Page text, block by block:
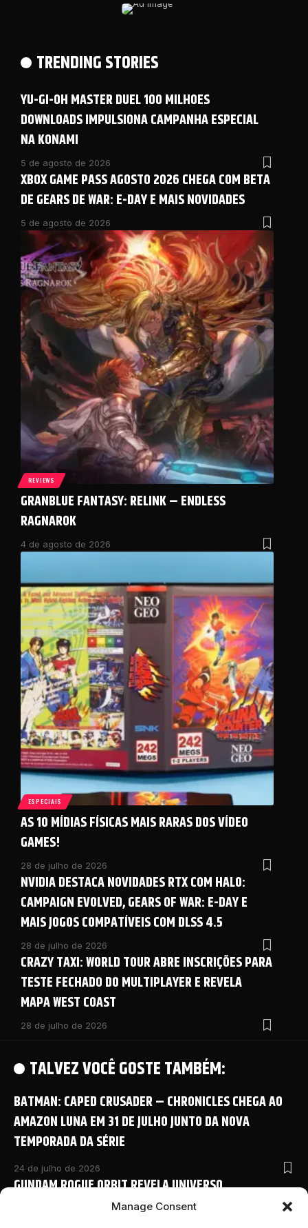
Manage Consent
TRENDING STORIES
YU-GI-OH MASTER DUEL 100 MILHOES
DOWNLOADS IMPULSIONA CAMPANHA ESPECIAL
NA KONAMI
5 de agosto de 2026
XBOX GAME PASS AGOSTO 2026 CHEGA COM BETA
DE GEARS DE WAR: E-DAY E MAIS NOVIDADES
5 de agosto de 2026
REVIEWS
GRANBLUE FANTASY: RELINK – ENDLESS
RAGNAROK
4 de agosto de 2026
ESPECIAIS
AS 10 MÍDIAS FÍSICAS MAIS RARAS DOS VÍDEO
GAMES!
28 de julho de 2026
NVIDIA DESTACA NOVIDADES RTX COM HALO:
CAMPAIGN EVOLVED, GEARS OF WAR: E-DAY E
MAIS JOGOS COMPATÍVEIS COM DLSS 4.5
28 de julho de 2026
CRAZY TAXI: WORLD TOUR ABRE INSCRIÇÕES PARA
TESTE FECHADO DO MULTIPLAYER E REVELA
MAPA WEST COAST
28 de julho de 2026
TALVEZ VOCÊ GOSTE TAMBÉM:
BATMAN: CAPED CRUSADER – CHRONICLES CHEGA AO
AMAZON LUNA EM 31 DE JULHO JUNTO DA NOVA
TEMPORADA DA SÉRIE
24 de julho de 2026
GUNDAM ROGUE ORBIT REVELA UNIVERSO
COMPARTILHADO COM NOVO ANIME E DETALHES